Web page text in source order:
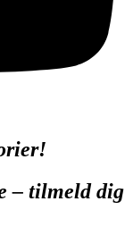
– tilmeld dig